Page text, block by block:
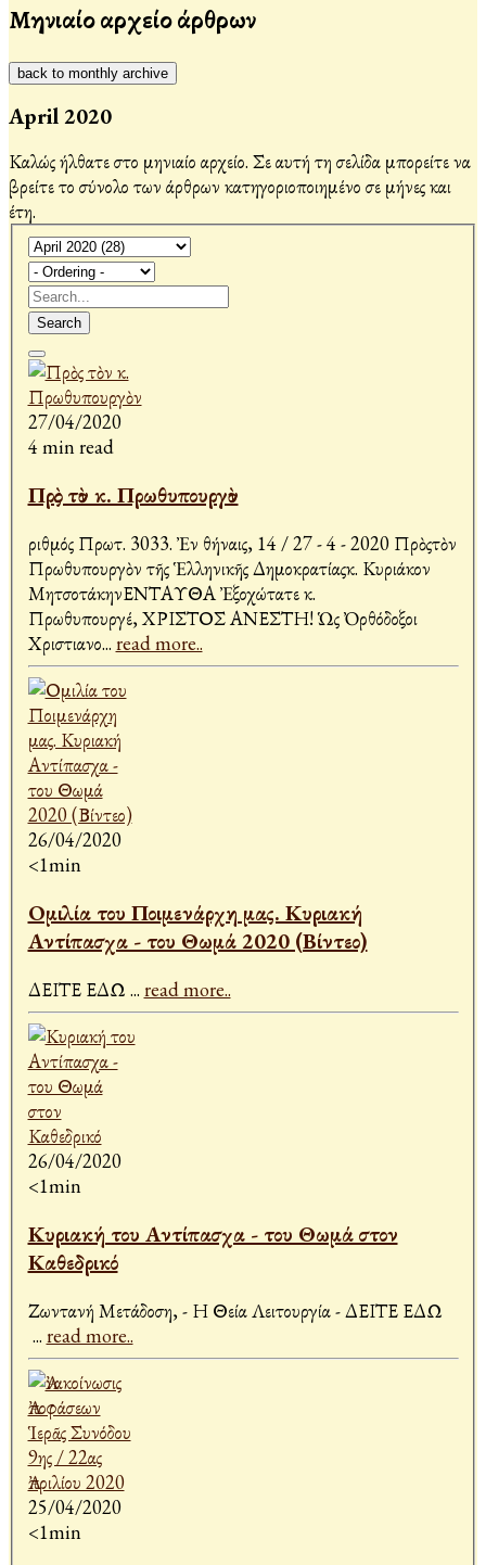
Μηνιαίο αρχείο άρθρων
back to monthly archive
April 2020
Καλώς ήλθατε στο μηνιαίο αρχείο. Σε αυτή τη σελίδα μπορείτε να
βρείτε το σύνολο των άρθρων κατηγοριοποιημένο σε μήνες και
έτη.
Search
27/04/2020
4 min read
Πρὸς τὸν κ. Πρωθυπουργὸν
Ἀριθμός Πρωτ. 3033. Ἐν Ἀθήναις, 14 / 27 - 4 - 2020 Πρὸςτὸν
Πρωθυπουργὸν τῆς Ἑλληνικῆς Δημοκρατίαςκ. Κυριάκον
ΜητσοτάκηνΕΝΤΑΥΘΑ Ἐξοχώτατε κ.
Πρωθυπουργέ, ΧΡΙΣΤΟΣ ΑΝΕΣΤΗ! Ὡς Ὀρθόδοξοι
Χριστιανο... read more..
26/04/2020
<1min
Ομιλία του Ποιμενάρχη μας. Κυριακή
Αντίπασχα - του Θωμά 2020 (Βίντεο)
ΔΕΙΤΕ ΕΔΩ ... read more..
26/04/2020
<1min
Κυριακή του Αντίπασχα - του Θωμά στον
Καθεδρικό
Ζωντανή Μετάδοση, - Η Θεία Λειτουργία - ΔΕΙΤΕ ΕΔΩ
... read more..
25/04/2020
<1min